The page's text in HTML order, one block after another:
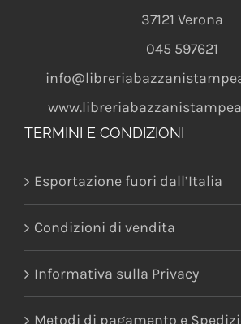
37121 Verona
045 597621
TERMINI E CONDIZIONI
Esportazione fuori dall’Italia
Condizioni di vendita
Informativa sulla Privacy
Metodi di pagamento e